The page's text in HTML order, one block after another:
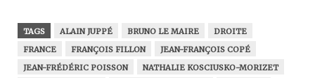
TAGS ALAIN JUPPÉ BRUNO LE MAIRE
DROITE
FRANCE
FRANÇOIS FILLON
JEAN-FRANÇOIS COPÉ
JEAN-FRÉDÉRIC POISSON
NATHALIE KOSCIUSKO-MORIZET